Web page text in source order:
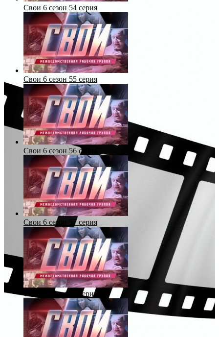
Свои 6 сезон 54 серия
Свои 6 сезон 55 серия
Свои 6 сезон 56 серия
Свои 6 сезон 57 серия
Свои 6 сезон 58 серия